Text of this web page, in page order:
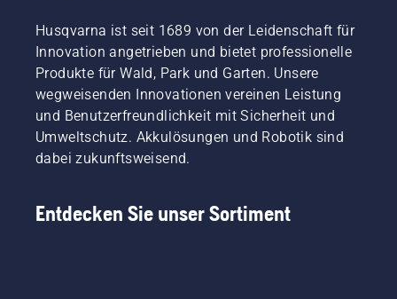
Husqvarna ist seit 1689 von der Leidenschaft für
Innovation angetrieben und bietet professionelle
Produkte für Wald, Park und Garten. Unsere
wegweisenden Innovationen vereinen Leistung
und Benutzerfreundlichkeit mit Sicherheit und
Umweltschutz. Akkulösungen und Robotik sind
dabei zukunftsweisend.
Entdecken Sie unser Sortiment